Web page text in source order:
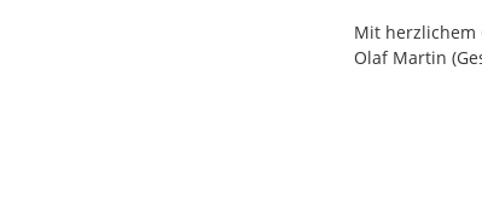
Mit herzlichem
Olaf Martin